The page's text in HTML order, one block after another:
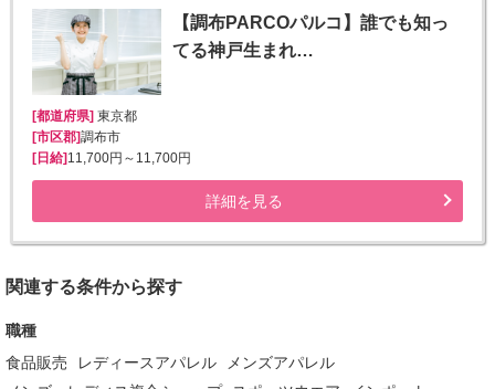
【調布PARCOパルコ】誰でも知っ
てる神戸生まれ…
[都道府県]東京都
[市区郡]調布市
[日給]11,700円～11,700円
詳細を見る
関連する条件から探す
職種
食品販売
レディースアパレル
メンズアパレル